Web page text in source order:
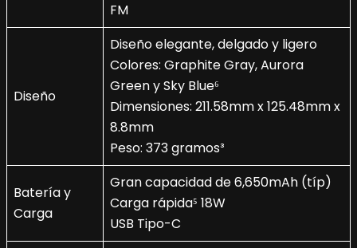
FM
Diseño
Diseño elegante, delgado y ligero
Colores: Graphite Gray, Aurora
Green y Sky Blue⁶
Dimensiones: 211.58mm x 125.48mm x
8.8mm
Peso: 373 gramos³
Batería y
Carga
Gran capacidad de 6,650mAh (típ)
Carga rápida⁵ 18W
USB Tipo-C